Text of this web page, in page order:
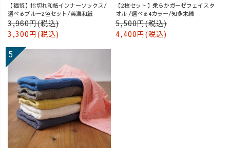
【福袋】指切れ和紙インナーソックス/
選べるブルー2色セット/美濃和紙
3,960円(税込)
3,300円(税込)
【2枚セット】柔らかガーゼフェイスタ
オル /選べる4カラー/知多木綿
5,500円(税込)
4,400円(税込)